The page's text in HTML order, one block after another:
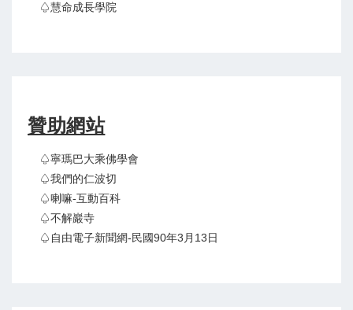
♤慧命成長學院
贊助網站
♤寧瑪巴大乘佛學會
♤我們的仁波切
♤喇嘛-互動百科
♤不解巖寺
♤自由電子新聞網-民國90年3月13日